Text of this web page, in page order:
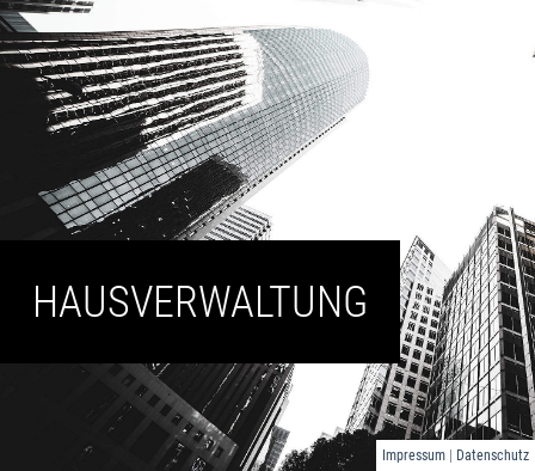
HAUSVERWALTUNG
Impressum Datenschutz